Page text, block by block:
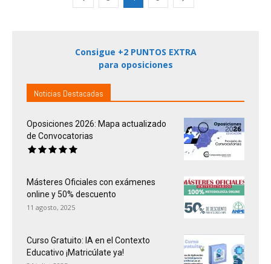
Consigue +2 PUNTOS EXTRA
para oposiciones
Noticias Destacadas
Oposiciones 2026: Mapa actualizado
de Convocatorias
Másteres Oficiales con exámenes
online y 50% descuento
11 agosto, 2025
Curso Gratuito: IA en el Contexto
Educativo ¡Matricúlate ya!